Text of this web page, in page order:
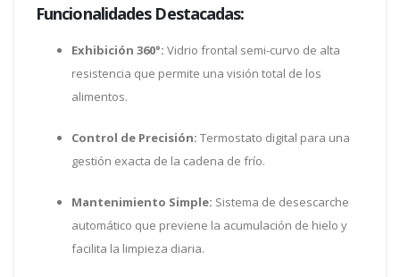
Funcionalidades Destacadas:
Exhibición 360°: Vidrio frontal semi-curvo de alta
resistencia que permite una visión total de los
alimentos.
Control de Precisión: Termostato digital para una
gestión exacta de la cadena de frío.
Mantenimiento Simple: Sistema de desescarche
automático que previene la acumulación de hielo y
facilita la limpieza diaria.